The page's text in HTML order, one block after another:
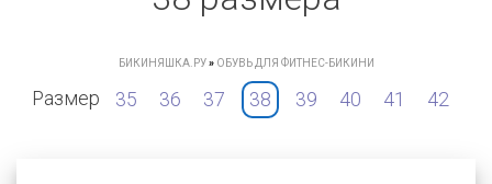
БИКИНЯШКА.РУ» ОБУВЬ ДЛЯ ФИТНЕС-БИКИНИ
Размер 35 36 37 38 39 40 41 42